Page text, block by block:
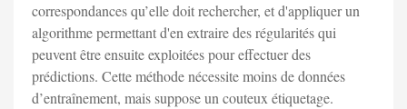
correspondances qu’elle doit rechercher, et d'appliquer un
algorithme permettant d'en extraire des régularités qui
peuvent être ensuite exploitées pour effectuer des
prédictions. Cette méthode nécessite moins de données
d’entraînement, mais suppose un couteux étiquetage.